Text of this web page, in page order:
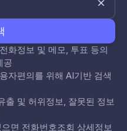
화정보 및 메모, 투표 등의
공
자편의를 위해 AI기반 검색
출 및 허위정보, 잘못된 정보
면 전화번호조회 상세정보